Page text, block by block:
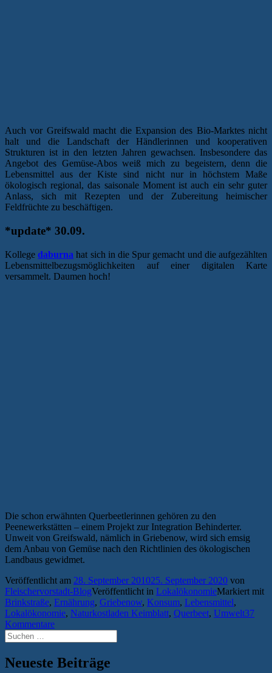
Auch vor Greifswald macht die Expansion des Bio-Marktes nicht
halt und die Landschaft der Händlerinnen und kooperativen
Strukturen ist in den letzten Jahren gewachsen. Insbesondere das
Angebot des Gemüse-Abos weiß mich zu begeistern, denn die
Lebensmittel aus der Kiste sind nicht nur in höchstem Maße
ökologisch regional, das saisonale Moment ist auch ein sehr guter
Anlass, sich mit Rezepten und der Zubereitung heimischer
Feldfrüchte zu beschäftigen.
*update* 30.09.
Kollegedaburna hat sich in die Spur gemacht und die aufgezählten
Lebensmittelbezugsmöglichkeiten auf einer digitalen Karte
versammelt. Daumen hoch!
Die schon erwähnten Querbeetlerinnen gehören zu den
Peenewerkstätten – einem Projekt zur Integration Behinderter.
Unweit von Greifswald, nämlich in Griebenow, wird sich emsig
dem Anbau von Gemüse nach den Richtlinien des ökologischen
Landbaus gewidmet.
Veröffentlicht am 28. September 201025. September 2020 von
Fleischervorstadt-BlogVeröffentlicht in LokalökonomieMarkiert mit
Brinkstraße, Ernährung, Griebenow, Konsum, Lebensmittel,
Lokalökonomie, Naturkostladen Keimblatt, Querbeet, Umwelt37
Kommentare
Suchen
nach:
Neueste Beiträge